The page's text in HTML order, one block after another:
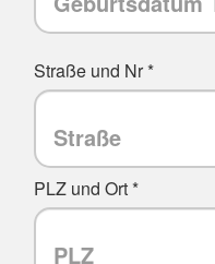
Straße und Nr *
PLZ und Ort *